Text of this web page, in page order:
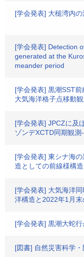
[学会発表] 大槌湾内
[学会発表] Detection
generated at the
meander period
[学会発表] 黒潮SST
大気海洋格子点移動観
[学会発表] JPCZに及
ゾンデXCTD同期観測-
[学会発表] 東シナ海
造としての前線様構造
[学会発表] 大気海洋
洋構造と2022年1月
[学会発表] 黒潮大蛇
[図書] 自然災害科学